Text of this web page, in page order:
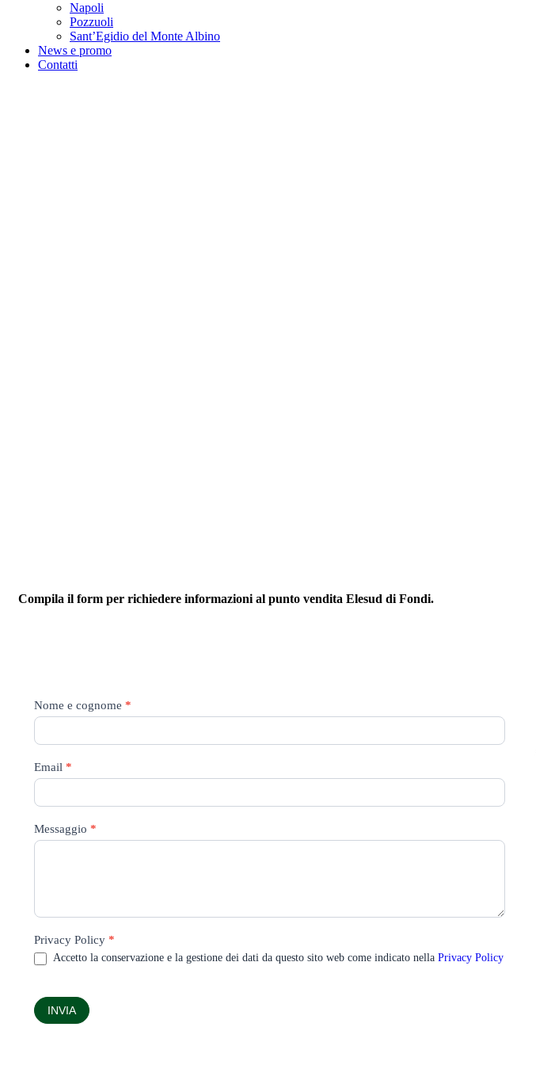
Napoli
Pozzuoli
Sant’Egidio del Monte Albino
News e promo
Contatti
Compila il form per richiedere informazioni al punto vendita Elesud di Fondi.
fondi
Nome e cognome *
Email *
Messaggio *
Privacy Policy *
Accetto la conservazione e la gestione dei dati da questo sito web come indicato nella Privacy Policy
INVIA